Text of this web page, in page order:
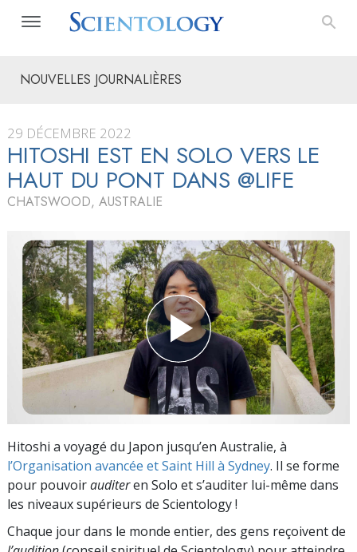
NOUVELLES JOURNALIÈRES
29 DÉCEMBRE 2022
HITOSHI EST EN SOLO VERS LE
HAUT DU PONT DANS @LIFE
CHATSWOOD, AUSTRALIE
Hitoshi a voyagé du Japon jusqu’en Australie, à
l’Organisation avancée et Saint Hill à Sydney. Il se forme
pour pouvoirauditeren Solo et s’auditer lui-même dans
les niveaux supérieurs de Scientology !
Chaque jour dans le monde entier, des gens reçoivent de